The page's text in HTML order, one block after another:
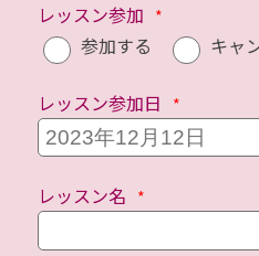
レッスン参加
参加する
キャ
レッスン参加日
レッスン名